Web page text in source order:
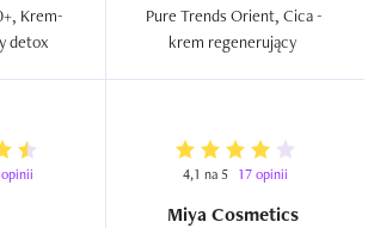
Krem-
Pure Trends Orient, Cica -
4,1 na 5 17 opinii
Miya Cosmetics